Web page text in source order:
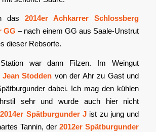
das2014er Achkarrer Schlossberg
GG – nach einem GG aus Saale-Unstrut
dieser Rebsorte.
war dann Filzen. Im Weingut
Jean Stodden von der Ahr zu Gast und
dabei. Ich mag den kühlen
sehr und wurde auch hier nicht
2014er Spätburgunder J ist zu jung und
Tannin, der 2012er Spätburgunder